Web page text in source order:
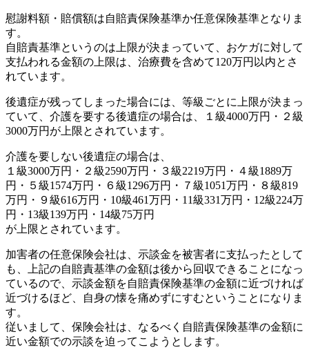
慰謝料額・賠償額は自賠責保険基準か任意保険基準となりま
す。
自賠責基準というのは上限が決まっていて、おケガに対して
支払われる金額の上限は、治療費を含めて120万円以内とさ
れています。
後遺症が残ってしまった場合には、等級ごとに上限が決まっ
ていて、介護を要する後遺症の場合は、１級4000万円・２級
3000万円が上限とされています。
介護を要しない後遺症の場合は、
１級3000万円・２級2590万円・３級2219万円・４級1889万
円・５級1574万円・６級1296万円・７級1051万円・８級819
万円・９級616万円・10級461万円・11級331万円・12級224万
円・13級139万円・14級75万円
が上限とされています。
加害者の任意保険会社は、示談金を被害者に支払ったとして
も、上記の自賠責基準の金額は後から回収できることになっ
ているので、示談金額を自賠責保険基準の金額に近づければ
近づけるほど、自身の懐を痛めずにすむということになりま
す。
従いまして、保険会社は、なるべく自賠責保険基準の金額に
近い金額での示談を迫ってこようとします。